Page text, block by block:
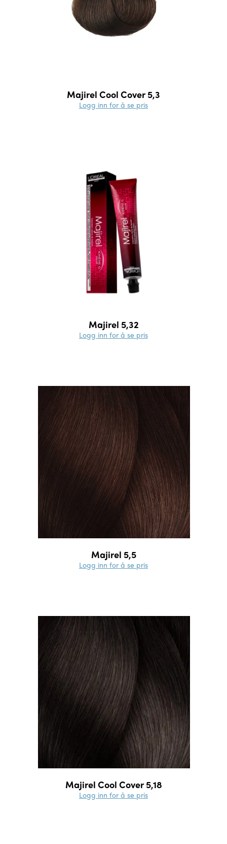
Majirel Cool Cover 5,3
Logg inn for å se pris
Majirel 5,32
Logg inn for å se pris
Majirel 5,5
Logg inn for å se pris
Majirel Cool Cover 5,18
Logg inn for å se pris